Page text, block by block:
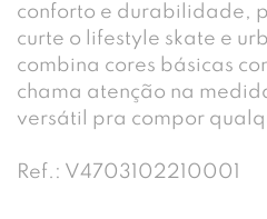
conforto e durabilidade,
curte o lifestyle skate e
combina cores básicas
chama atenção na
versátil pra compor
Ref.: V4703102210001